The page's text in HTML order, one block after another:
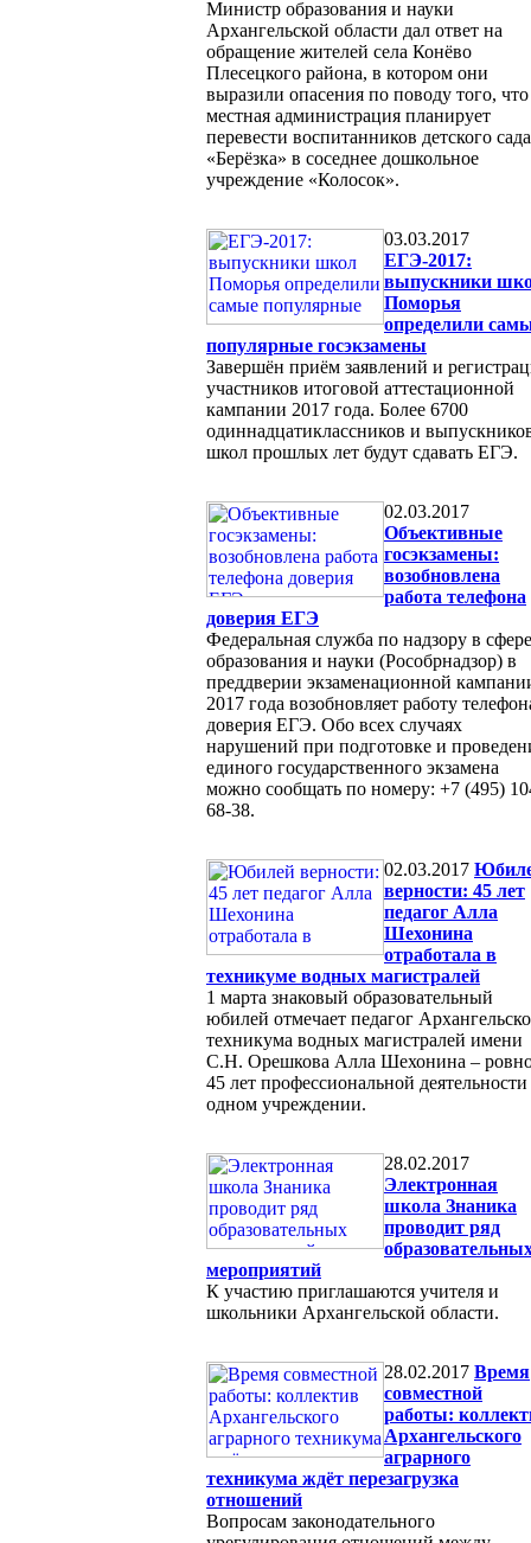
Министр образования и науки
Архангельской области дал ответ на
обращение жителей села Конёво
Плесецкого района, в котором они
выразили опасения по поводу того, что
местная администрация планирует
перевести воспитанников детского сада
«Берёзка» в соседнее дошкольное
учреждение «Колосок».
03.03.2017
ЕГЭ-2017:
выпускники
Поморья
определили
популярные госэкзамены
Завершён приём заявлений и
участников итоговой аттестационной
кампании 2017 года. Более 6700
одиннадцатиклассников и
школ прошлых лет будут сдавать ЕГЭ.
02.03.2017
Объективные
госэкзамены:
возобновлена
работа телефона
доверия ЕГЭ
Федеральная служба по надзору в сфере
образования и науки (Рособрнадзор) в
преддверии экзаменационной
2017 года возобновляет работу
доверия ЕГЭ. Обо всех случаях
нарушений при подготовке и
единого государственного экзамена
можно сообщать по номеру: +7 (495)
68-38.
02.03.2017
верности: 45 лет
педагог Алла
Шехонина
отработала в
техникуме водных магистралей
1 марта знаковый образовательный
юбилей отмечает педагог
техникума водных магистралей имени
С.Н. Орешкова Алла Шехонина –
45 лет профессиональной деятельности
одном учреждении.
28.02.2017
Электронная
школа Знаника
проводит ряд
мероприятий
К участию приглашаются учителя и
школьники Архангельской области.
28.02.2017 Время
совместной
работы:
Архангельского
аграрного
техникума ждёт перезагрузка
отношений
Вопросам законодательного